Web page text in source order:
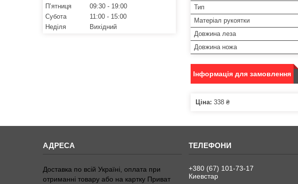
Тип
Матеріал рукоятки
Довжина леза
Довжина ножа
Інформація для замовлення
Ціна: 338 ₴
Пʼятниця
09:30
19:00
Субота
11:00
15:00
Неділя
Вихідний
Доставка по всій Україні, оплата при
отриманні товару або на картку Приват
+380 (67) 101-73-17
Киевстар